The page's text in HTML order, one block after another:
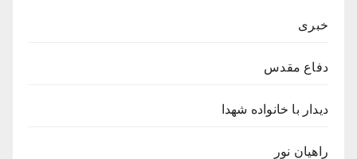
خبری
دفاع مقدس
دیدار با خانواده شهدا
راهیان نور